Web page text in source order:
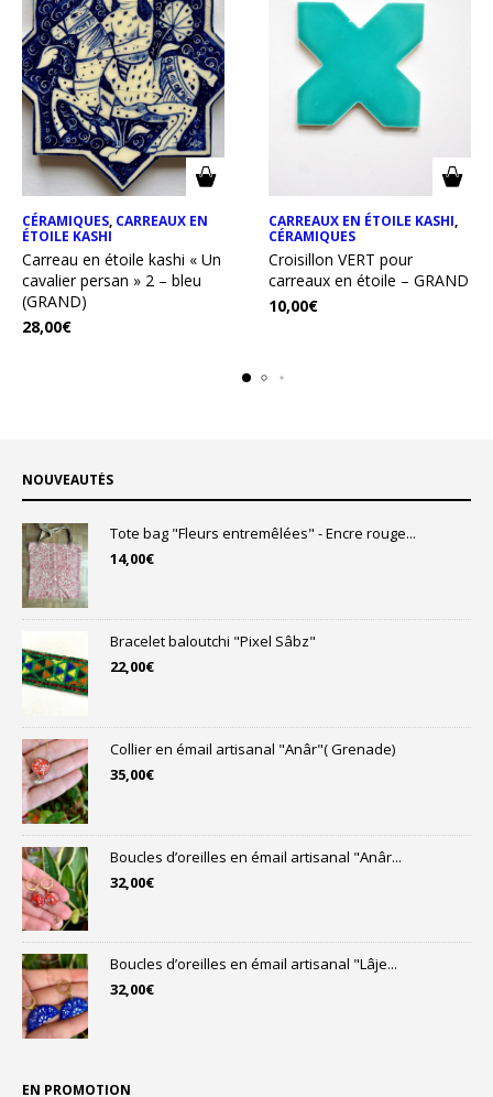
CÉRAMIQUES, CARREAUX EN
ÉTOILE KASHI
Carreau en étoile kashi « Un
cavalier persan » 2 – bleu
(GRAND)
28,00€
CARREAUX EN ÉTOILE KASHI,
CÉRAMIQUES
Croisillon VERT pour
carreaux en étoile – GRAND
10,00€
NOUVEAUTÉS
Tote bag "Fleurs entremêlées" - Encre rouge...
14,00€
Bracelet baloutchi "Pixel Sâbz"
22,00€
Collier en émail artisanal "Anâr"( Grenade)
35,00€
Boucles d’oreilles en émail artisanal "Anâr...
32,00€
Boucles d’oreilles en émail artisanal "Lâje...
32,00€
EN PROMOTION